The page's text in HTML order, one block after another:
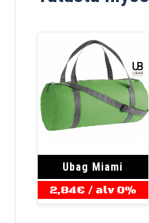
Ubag Miami
2,84€ / alv 0%